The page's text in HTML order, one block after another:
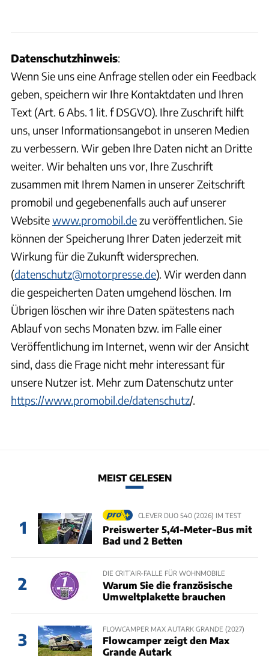
Datenschutzhinweis:
Wenn Sie uns eine Anfrage stellen oder ein Feedback
geben, speichern wir Ihre Kontaktdaten und Ihren
Text (Art. 6 Abs. 1 lit. f DSGVO). Ihre Zuschrift hilft
uns, unser Informationsangebot in unseren Medien
zu verbessern. Wir geben Ihre Daten nicht an Dritte
weiter. Wir behalten uns vor, Ihre Zuschrift
zusammen mit Ihrem Namen in unserer Zeitschrift
promobil und gegebenenfalls auch auf unserer
Websitewww.promobil.dezu veröffentlichen. Sie
können der Speicherung Ihrer Daten jederzeit mit
Wirkung für die Zukunft widersprechen.
(datenschutz@motorpresse.de). Wir werden dann
die gespeicherten Daten umgehend löschen. Im
Übrigen löschen wir ihre Daten spätestens nach
Ablauf von sechs Monaten bzw. im Falle einer
Veröffentlichung im Internet, wenn wir der Ansicht
sind, dass die Frage nicht mehr interessant für
unsere Nutzer ist. Mehr zum Datenschutz unter
https://www.promobil.de/datenschutz/.
MEIST GELESEN
1
CLEVER DUO 540 (2026) IM TEST
Preiswerter 5,41-Meter-Bus mit
Bad und 2 Betten
2
DIE CRIT’AIR-FALLE FÜR WOHNMOBILE
Warum Sie die französische
Umweltplakette brauchen
3
FLOWCAMPER MAX AUTARK GRANDE (2027)
Flowcamper zeigt den Max
Grande Autark